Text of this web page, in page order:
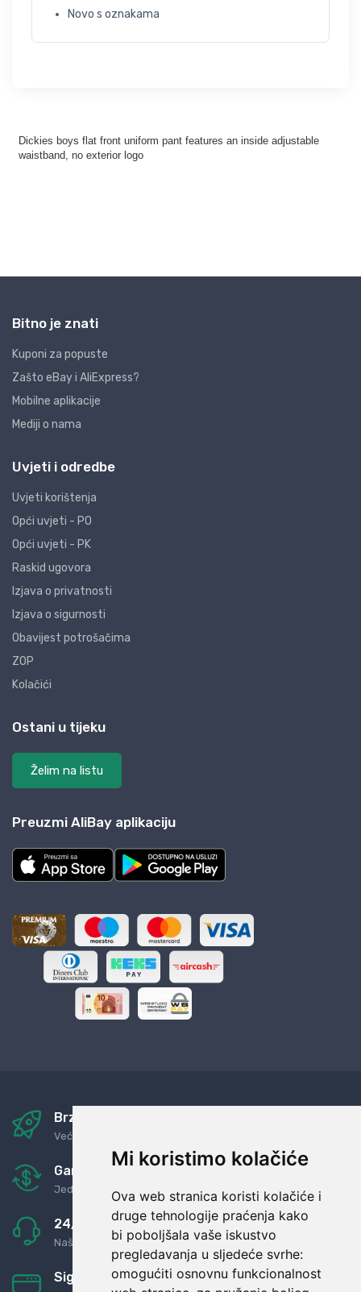
Mi koristimo kolačiće
Ova web stranica koristi kolačiće i
druge tehnologije praćenja kako
bi poboljšala vaše iskustvo
pregledavanja u sljedeće svrhe:
omogućiti osnovnu funkcionalnost
Novo s oznakama
Bitno je znati
Kuponi za popuste
Zašto eBay i AliExpress?
Mobilne aplikacije
Mediji o nama
Uvjeti i odredbe
Uvjeti korištenja
Opći uvjeti - PO
Opći uvjeti - PK
Raskid ugovora
Izjava o privatnosti
Izjava o sigurnosti
Obavijest potrošačima
ZOP
Kolačići
Ostani u tijeku
Želim na listu
Preuzmi AliBay aplikaciju
Brza i sigurna dostava
Već za nekoliko dana kod vas
Garancija u povrat novaca
Jednostavno pravilo: Roba za novac
24/7 odlična podrška
Naši agenti uvijek na raspolaganju
Sigurno obročno plaćanje